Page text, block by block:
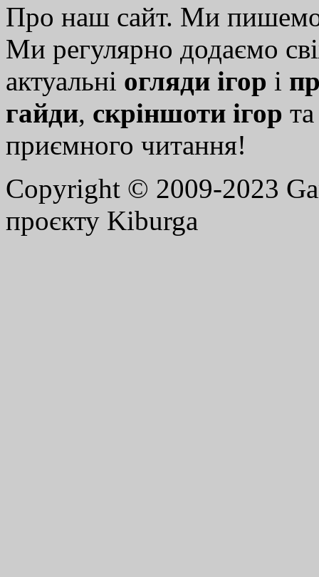
Про наш сайт. Ми
Ми регулярно додаємо
актуальні огляди ігор і
гайди, скріншоти ігор
приємного читання!
Copyright © 2009-2023
проєкту Kiburga